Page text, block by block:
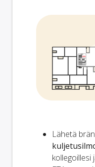
Lähetä
kollegoillesi